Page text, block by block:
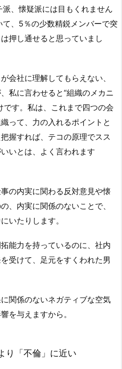
、懐疑派には目もくれません
、5％の少数精鋭メンバーで突
押し通せると思っていまし
会社に理解してもらえない、
私に言わせると“組織のメカニ
です。私は、これまで四つの会
って、力の入れるポイントと
握すれば、テコの原理でスス
いとは、よく言われます
の内実に関わる反対意見や懐
、内実に関係のないことで、
いたりします。
能力を持っているのに、社内
受けて、足元をすくわれた男
関係のないネガティブな空気
を与えますから。
り「不倫」に近い